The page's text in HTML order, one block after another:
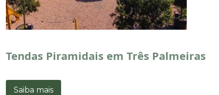
Tendas Piramidais em Três Palmeiras
Saiba mais